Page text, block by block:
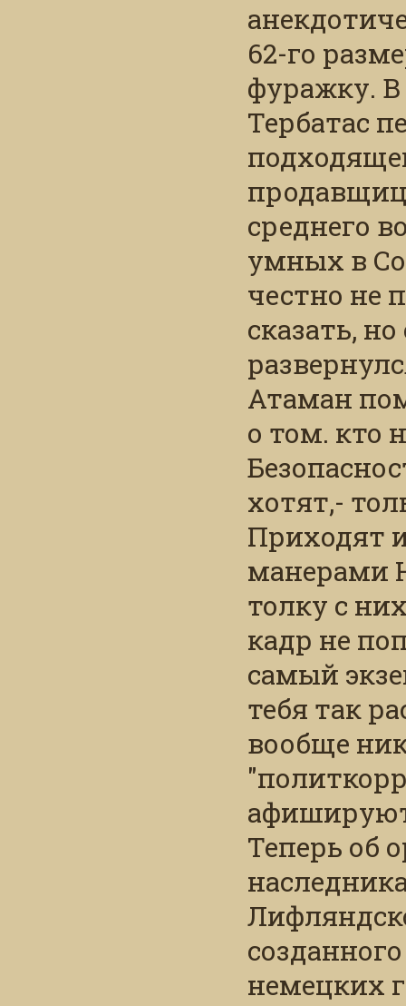
62-го
фуражку.
Тербатас
среднего
умных в
честно не
сказать,
Атаман
о том. кто
хотят,-
Приходят
манерами
толку с
кадр не
самый
тебя так
вообще
Теперь об
немецких